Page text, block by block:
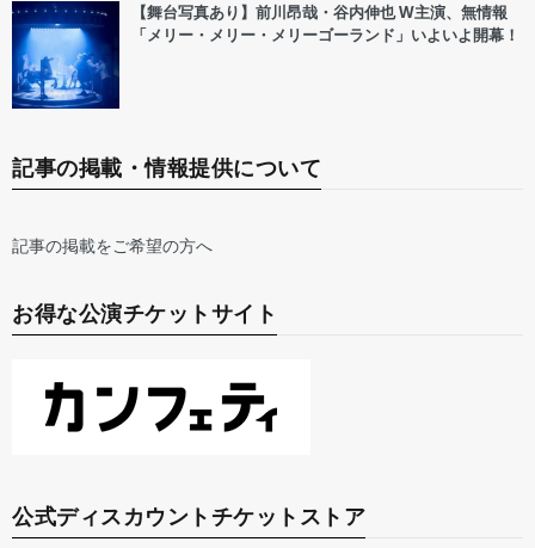
【舞台写真あり】前川昂哉・谷内伸也 W主演、無情報
「メリー・メリー・メリーゴーランド」いよいよ開幕！
記事の掲載・情報提供について
記事の掲載をご希望の方へ
お得な公演チケットサイト
公式ディスカウントチケットストア